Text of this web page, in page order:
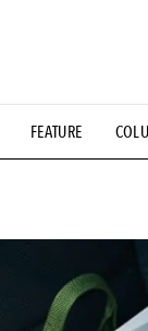
FEATURE
#ESSENTIAL
#Commune H